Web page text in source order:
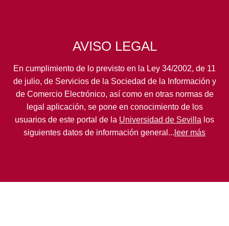
AVISO LEGAL
En cumplimiento de lo previsto en la Ley 34/2002, de 11
de julio, de Servicios de la Sociedad de la Información y
de Comercio Electrónico, así como en otras normas de
legal aplicación, se pone en conocimiento de los
usuarios de este portal de la Universidad de Sevilla los
siguientes datos de información general... leer más